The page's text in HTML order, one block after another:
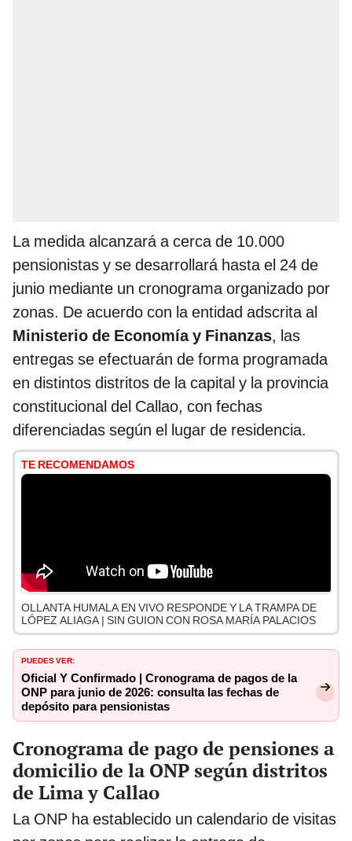
La medida alcanzará a cerca de 10.000
pensionistas y se desarrollará hasta el 24 de
junio mediante un cronograma organizado por
zonas. De acuerdo con la entidad adscrita al
Ministerio de Economía y Finanzas, las
entregas se efectuarán de forma programada
en distintos distritos de la capital y la provincia
constitucional del Callao, con fechas
diferenciadas según el lugar de residencia.
TE RECOMENDAMOS
OLLANTA HUMALA EN VIVO RESPONDE Y LA TRAMPA DE
LÓPEZ ALIAGA | SIN GUION CON ROSA MARÍA PALACIOS
PUEDES VER:
Oficial Y Confirmado | Cronograma de pagos de la
ONP para junio de 2026: consulta las fechas de
depósito para pensionistas
Cronograma de pago de pensiones a
domicilio de la ONP según distritos
de Lima y Callao
La ONP ha establecido un calendario de visitas